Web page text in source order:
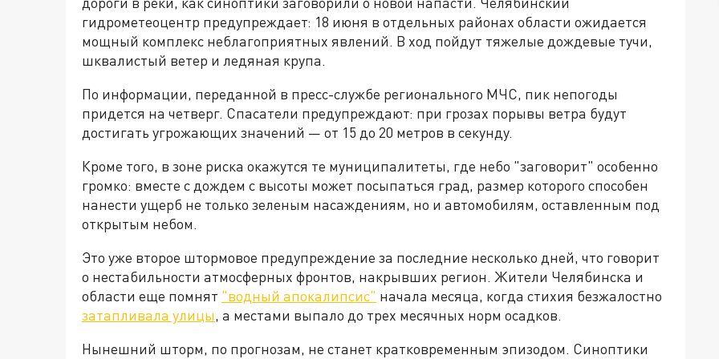
гидрометеоцентр предупреждает: 18 июня в отдельных районах области ожидается
мощный комплекс неблагоприятных явлений. В ход пойдут тяжелые дождевые тучи,
шквалистый ветер и ледяная крупа.
По информации, переданной в пресс-службе регионального МЧС, пик непогоды
придется на четверг. Спасатели предупреждают: при грозах порывы ветра будут
достигать угрожающих значений — от 15 до 20 метров в секунду.
Кроме того, в зоне риска окажутся те муниципалитеты, где небо "заговорит" особенно
громко: вместе с дождем с высоты может посыпаться град, размер которого способен
нанести ущерб не только зеленым насаждениям, но и автомобилям, оставленным под
открытым небом.
Это уже второе штормовое предупреждение за последние несколько дней, что говорит
о нестабильности атмосферных фронтов, накрывших регион. Жители Челябинска и
области еще помнят "водный апокалипсис" начала месяца, когда стихия безжалостно
затапливала улицы, а местами выпало до трех месячных норм осадков.
Нынешний шторм, по прогнозам, не станет кратковременным эпизодом. Синоптики